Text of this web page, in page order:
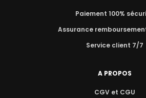
Paiement 100%
Assurance
Service client 7/7
A PROPOS
CGV et CGU